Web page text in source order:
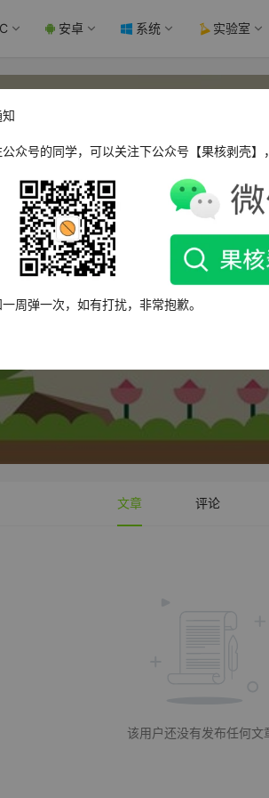
安卓 系统 实验室
Coloros
文章 评论
该用户还没有发布任何文
众号的同学，可以关注下公众号【果核剥壳
周弹一次，如有打扰，非常抱歉。